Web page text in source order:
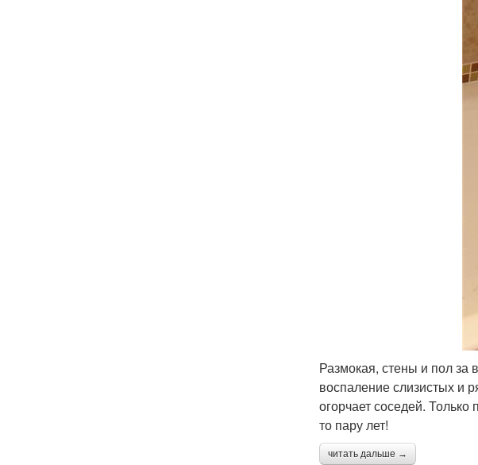
Размокая, стены и пол
воспаление слизистых и
огорчает соседей. Только
то пару лет!
читать дальше →